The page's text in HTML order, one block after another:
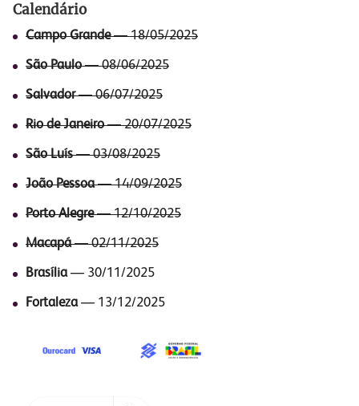
Calendário
Campo Grande— 18/05/2025
São Paulo— 08/06/2025
Salvador— 06/07/2025
Rio de Janeiro— 20/07/2025
São Luís— 03/08/2025
João Pessoa— 14/09/2025
Porto Alegre— 12/10/2025
Macapá— 02/11/2025
Brasília— 30/11/2025
Fortaleza— 13/12/2025